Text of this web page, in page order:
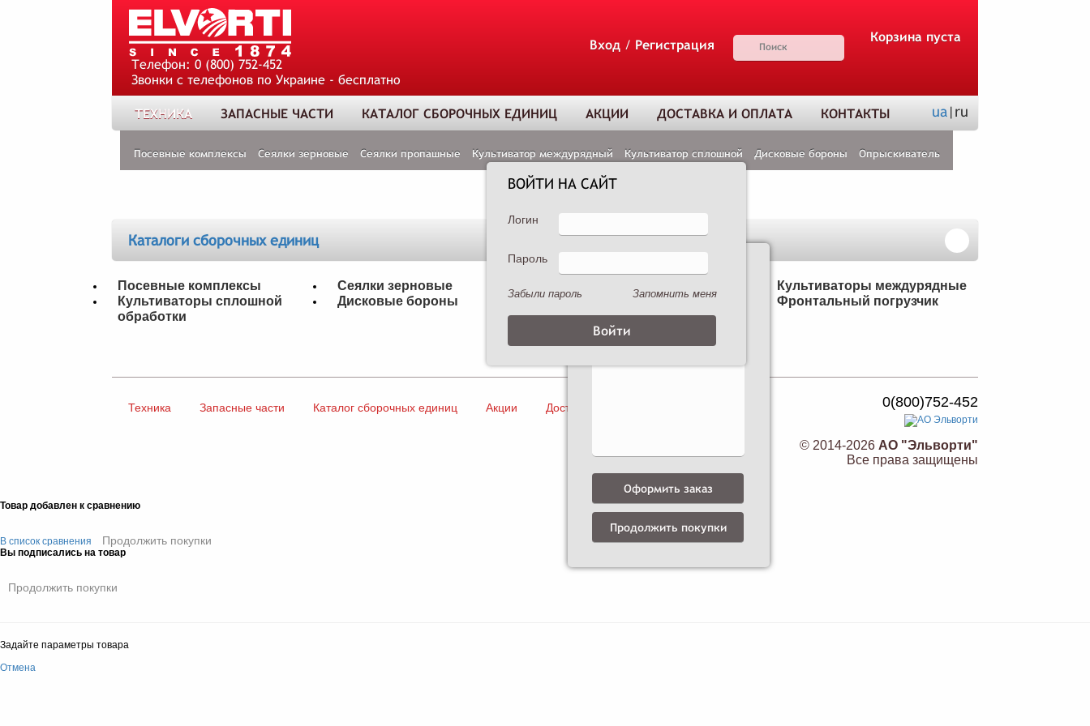
Телефон: 0 (800) 752-452
Звонки с телефонов по Украине - бесплатно
Вход / Регистрация
Корзина пуста
ТЕХНИКА ЗАПАСНЫЕ ЧАСТИ КАТАЛОГ СБОРОЧНЫХ ЕДИНИЦ АКЦИИ ДОСТАВКА И ОПЛАТА КОНТАКТЫ ua|ru
Посевные комплексы Сеялки зерновые Сеялки пропашные Культиватор междурядный Культиватор сплошной Дисковые бороны Опрыскиватель
Каталоги сборочных единиц
Посевные комплексы Сеялки зерновые
Культиваторы междурядные
Культиваторы сплошной
обработки
Дисковые бороны Опрыскиватели Фронтальный погрузчик
Техника Запасные части Каталог сборочных единиц Акции Доставка и оплата 0(800)752-452
© 2014-2026 АО "Эльворти"
Все права защищены
Товар добавлен к сравнению
В список сравнения Продолжить покупки
Оформить заказ
Продолжить покупки
Вы подписались на товар
Продолжить покупки
Задайте параметры товара
Отмена
ВОЙТИ НА САЙТ
Логин
Пароль
Забыли пароль Запомнить меня